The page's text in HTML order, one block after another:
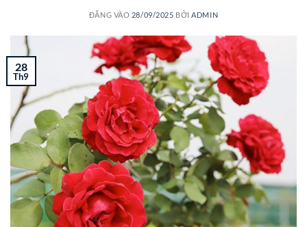
ĐĂNG VÀO 28/09/2025 BỞIADMIN
28
Th9